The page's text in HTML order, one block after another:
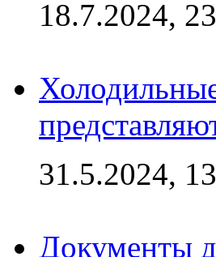
18.7.2024,
31.5.2024,
Документы